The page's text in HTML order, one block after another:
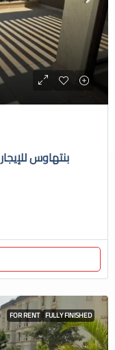
بنتهاوس
FOR RENT FULLY FINISHED